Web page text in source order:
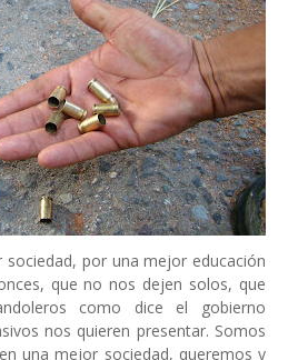
por una mejor educación
que no nos dejen solos, que
como dice el gobierno
nos quieren presentar. Somos
una mejor sociedad, queremos y